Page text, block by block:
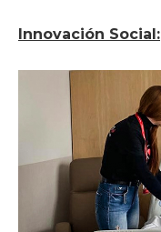
Innovación Social: